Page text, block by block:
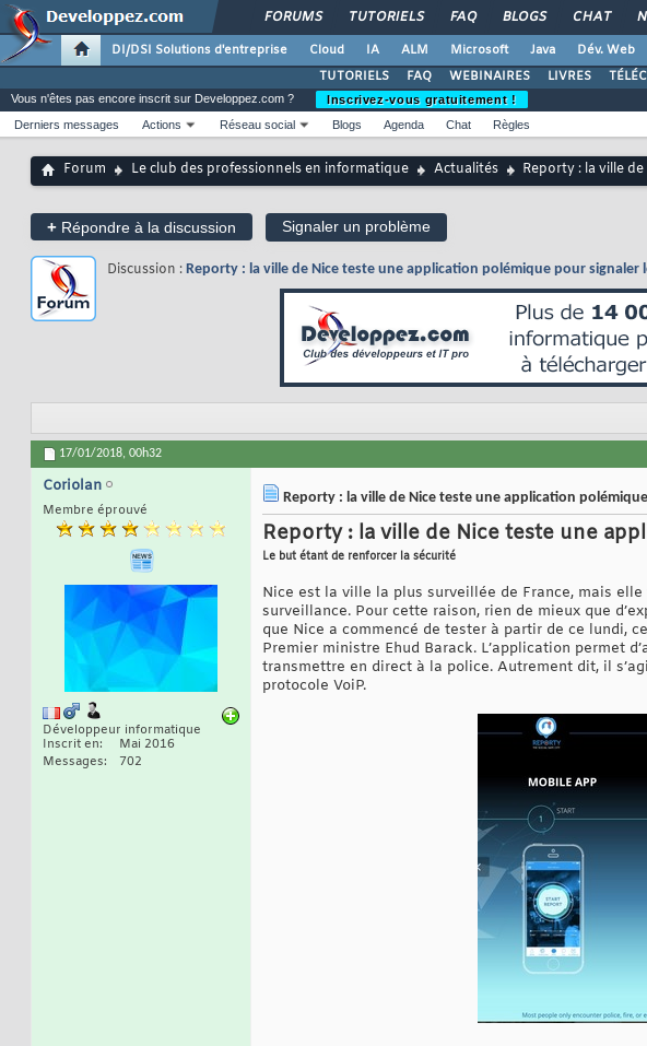
FORUMS TUTORIELS FAQ BLOGS CHAT
DI/DSI Solutions d'entreprise Cloud IA ALM Microsoft Java Dév. Web
TUTORIELS
FAQ WEBINAIRES LIVRES
Vous n'êtes pas encore inscrit sur Developpez.com ?
Inscrivez-vous gratuitement !
Derniers messages
Actions Réseau social Blogs Agenda Chat Règles
Forum Le club des professionnels en informatique Actualités Reporty : la ville
+ Répondre à la discussion Signaler un problème
Discussion : Reporty : la ville de Nice teste une application polémique pour signaler
17/01/2018, 00h32
Coriolan
Membre éprouvé
Développeur informatique
Inscrit en
Mai 2016
Messages
702
Reporty : la ville de Nice teste une application
Reporty : la ville de Nice teste une
Le but étant de renforcer la sécurité
Nice est la ville la plus surveillée de France, mais
surveillance. Pour cette raison, rien de mieux que
que Nice a commencé de tester à partir de ce lundi,
Premier ministre Ehud Barack. L’application permet
transmettre en direct à la police. Autrement dit, il
protocole VoiP.